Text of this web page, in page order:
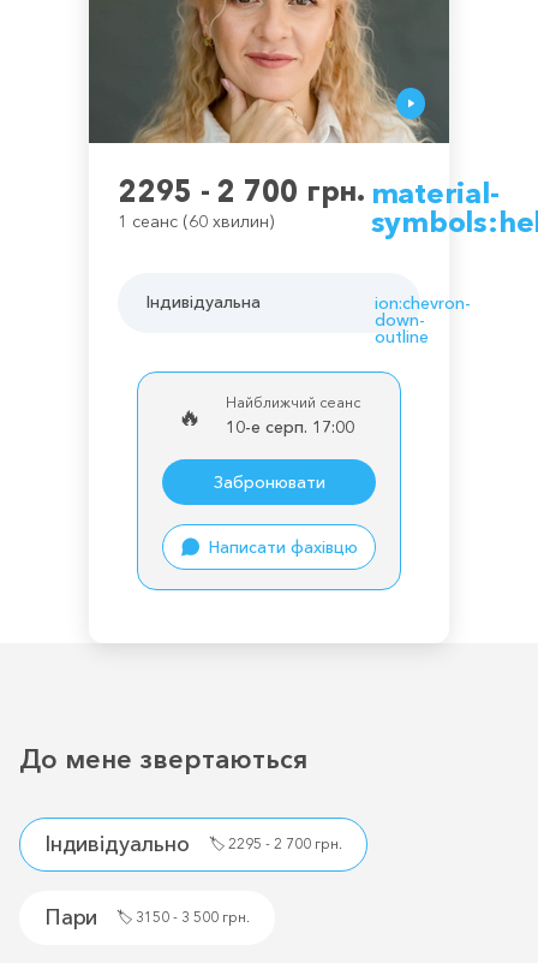
2295 - 2 700 грн. material-
1 сеанс (60 хвилин)
Індивідуальна ion:chevron-
down-
outline
🔥
Найближчий сеанс
10-е серп. 17:00
Забронювати
Написати фахівцю
До мене звертаються
Індивідуально 🏷️ 2295 - 2 700 грн.
Пари 🏷️ 3150 - 3 500 грн.